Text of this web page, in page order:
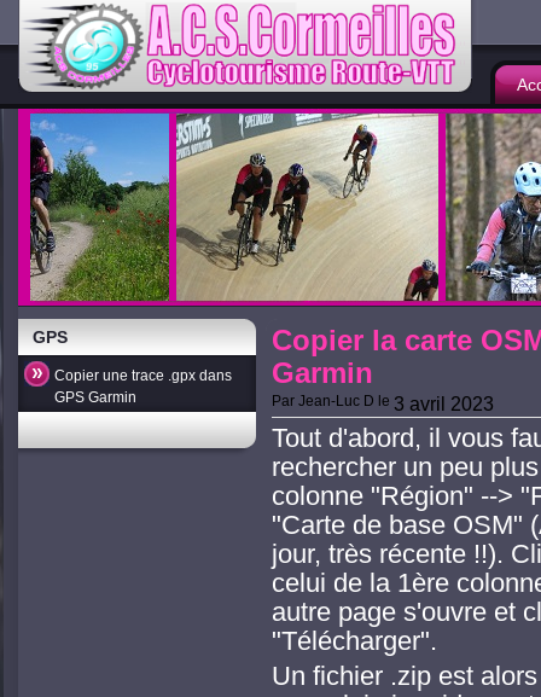
GPS
Copier une trace .gpx dans
GPS Garmin
Copier la carte
Garmin
Par Jean-Luc D le 3 avril 2023
Tout d'abord, il vous
rechercher un peu
colonne "Région" -->
"Carte de base OSM"
jour, très récente !!).
celui de la 1ère
autre page s'ouvre et
"Télécharger".
Un fichier .zip est